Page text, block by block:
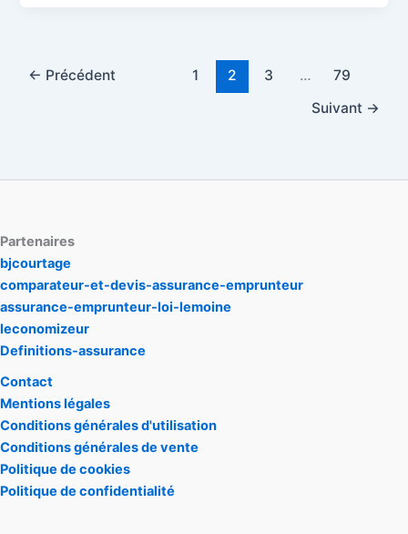
← Précédent 1 2 3 …
79
Suivant →
Partenaires
bjcourtage
comparateur-et-devis-assurance-emprunteur
assurance-emprunteur-loi-lemoine
leconomizeur
Definitions-assurance
Contact
Mentions légales
Conditions générales d'utilisation
Conditions générales de vente
Politique de cookies
Politique de confidentialité